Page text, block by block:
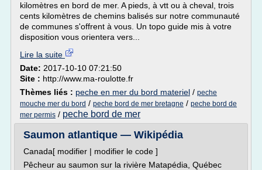
kilomètres en bord de mer. A pieds, à vtt ou à cheval, trois
cents kilomètres de chemins balisés sur notre communauté
de communes s'offrent à vous. Un topo guide mis à votre
disposition vous orientera vers...
Lire la suite
Date: 2017-10-10 07:21:50
Site : http://www.ma-roulotte.fr
Thèmes liés : peche en mer du bord materiel / peche
mouche mer du bord / peche bord de mer bretagne / peche bord de
mer permis / peche bord de mer
Saumon atlantique — Wikipédia
Canada[ modifier | modifier le code ]
Pêcheur au saumon sur la rivière Matapédia, Québec